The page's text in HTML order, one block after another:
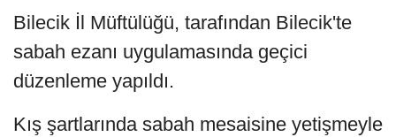
Bilecik İl Müftülüğü, tarafından Bilecik'te
sabah ezanı uygulamasında geçici
düzenleme yapıldı.
Kış şartlarında sabah mesaisine yetişmeyle